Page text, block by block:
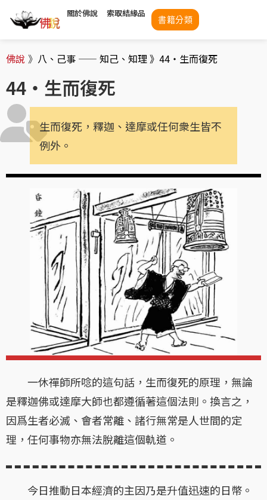
關於佛說 索取結緣品
書籍分類
佛說 》 八、己事 —— 知己、知理 》 44・生而復死
44・生而復死
生而復死，釋迦、達摩或任何衆生皆不
例外。
一休禪師所唸的這句話，生而復死的原理，無論
是釋迦佛或達摩大師也都遵循著這個法則。換言之，
因爲生者必滅、會者常離、諸行無常是人世間的定
理，任何事物亦無法脫離這個軌道。
今日推動日本經濟的主因乃是升值迅速的日幣。